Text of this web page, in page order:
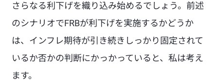
さらなる利下げを織り込み始めるでしょう。前述
のシナリオでFRBが利下げを実施するかどうか
は、インフレ期待が引き続きしっかり固定されて
いるか否かの判断にかっかっていると、私は考え
ます。